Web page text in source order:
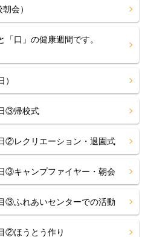
会）
「口」の健康週間です。
③帰校式
②レクリエーション・退園式
③キャンプファイヤー・朝会
③ふれあいセンターでの活動
②ほうとう作り